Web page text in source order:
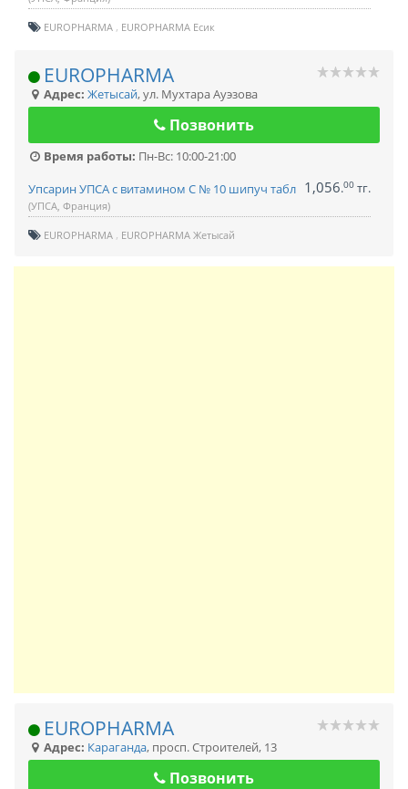
EUROPHARMA EUROPHARMA Есик
EUROPHARMA
Адрес: Жетысай,ул. Мухтара Ауэзова
Позвонить
Время работы: Пн-Вс: 10:00-21:00
Упсарин УПСА с витамином С № 10 шипуч табл
(УПСА, Франция)
1,056.00 тг.
EUROPHARMA EUROPHARMA Жетысай
EUROPHARMA
Адрес: Караганда, просп. Строителей, 13
Позвонить